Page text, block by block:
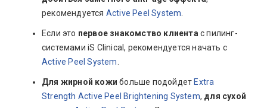
рекомендуется Active Peel System
Если это первое знакомство клиента с пилинг-
системами iS Clinical, рекомендуется начать с
Active Peel System
Для жирной кожи больше подойдет Extra
Strength Active Peel Brightening System, для сухой